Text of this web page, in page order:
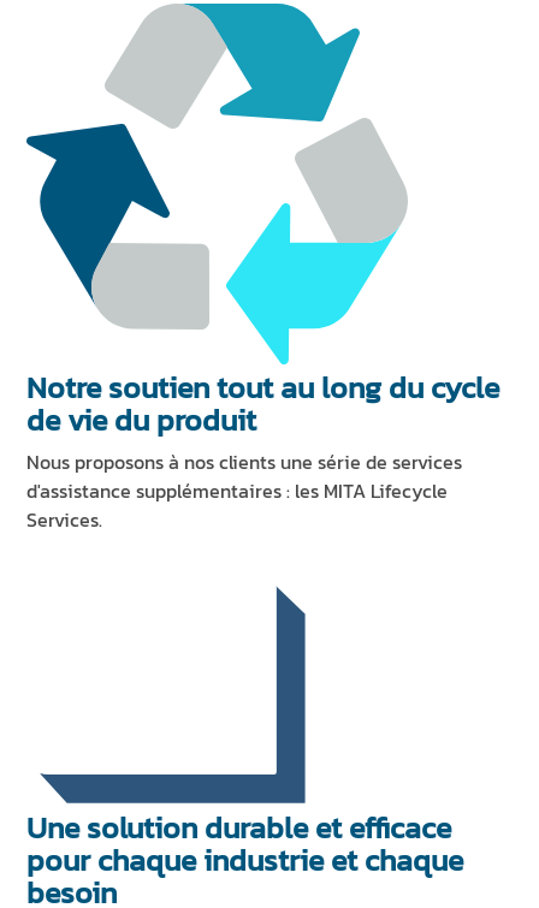
Notre soutien tout au long du cycle
de vie du produit
Nous proposons à nos clients une série de services
d'assistance supplémentaires : les MITA Lifecycle
Services.
Une solution durable et efficace
pour chaque industrie et chaque
besoin